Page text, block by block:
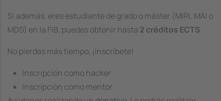
Si además, eres estudiante de grado o máster (MIRI, MAI o
MDS) en la FIB, puedes obtenir hasta 2 créditos ECTS.
No pierdas más tiempo, ¡inscríbete!
Inscripción como hacker
Inscripción como mentor